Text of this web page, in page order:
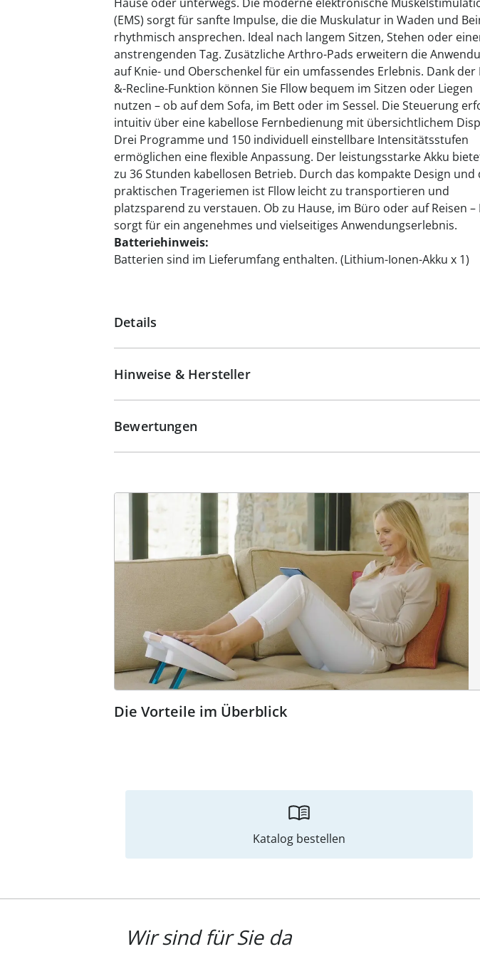
(EMS) sorgt für sanfte Impulse, die die Muskulatur in Waden und
rhythmisch ansprechen. Ideal nach langem Sitzen, Stehen oder
anstrengenden Tag. Zusätzliche Arthro-Pads erweitern die
auf Knie- und Oberschenkel für ein umfassendes Erlebnis. Dank der
&-Recline-Funktion können Sie Fllow bequem im Sitzen oder Liegen
nutzen – ob auf dem Sofa, im Bett oder im Sessel. Die Steuerung
intuitiv über eine kabellose Fernbedienung mit übersichtlichem
Drei Programme und 150 individuell einstellbare Intensitätsstufen
ermöglichen eine flexible Anpassung. Der leistungsstarke Akku
zu 36 Stunden kabellosen Betrieb. Durch das kompakte Design und
praktischen Trageriemen ist Fllow leicht zu transportieren und
platzsparend zu verstauen. Ob zu Hause, im Büro oder auf Reisen –
sorgt für ein angenehmes und vielseitiges Anwendungserlebnis.
Batteriehinweis:
Batterien sind im Lieferumfang enthalten. (Lithium-Ionen-Akku x 1)
Details
Hinweise & Hersteller
Bewertungen
Die Vorteile im Überblick
Katalog bestellen
Wir sind für Sie da